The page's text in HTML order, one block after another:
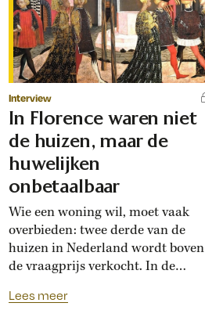
Interview
In Florence waren niet
de huizen, maar de
huwelijken
onbetaalbaar
Wie een woning wil, moet vaak
overbieden: twee derde van de
huizen in Nederland wordt boven
de vraagprijs verkocht. In de
ook last van overbiedingsgekte:
Lees meer